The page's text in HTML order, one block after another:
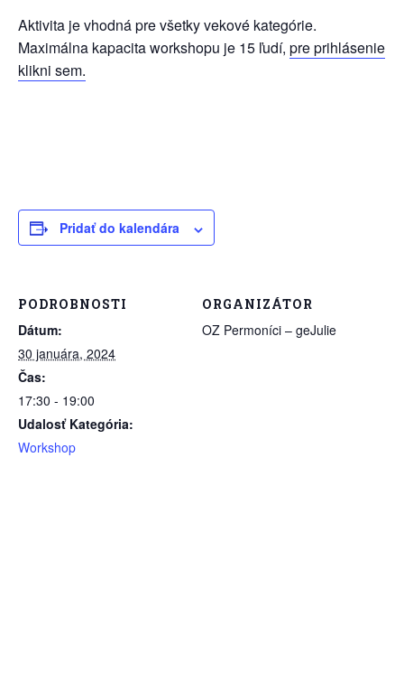
Aktivita je vhodná pre všetky vekové kategórie.
Maximálna kapacita workshopu je 15 ľudí, pre prihlásenie
klikni sem.
Pridať do kalendára
PODROBNOSTI
Dátum:
30 januára, 2024
Čas:
17:30 - 19:00
Udalosť Kategória:
Workshop
ORGANIZÁTOR
OZ Permoníci – geJulie